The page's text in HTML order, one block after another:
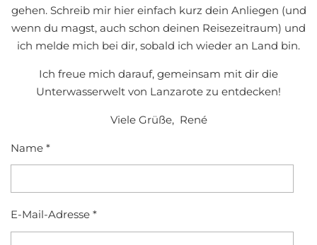
gehen. Schreib mir hier einfach kurz dein Anliegen (und
wenn du magst, auch schon deinen Reisezeitraum) und
ich melde mich bei dir, sobald ich wieder an Land bin.
​Ich freue mich darauf, gemeinsam mit dir die
Unterwasserwelt von Lanzarote zu entdecken!
​Viele Grüße, René
Name *
E-Mail-Adresse *